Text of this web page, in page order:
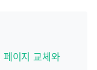
이지 교체와